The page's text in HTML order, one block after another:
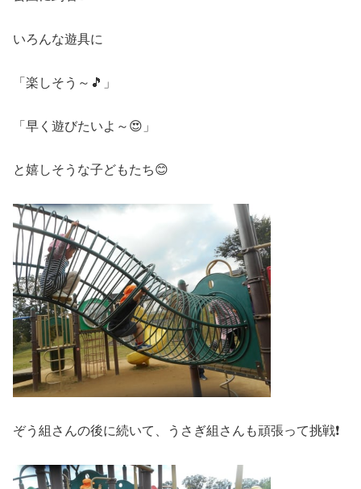
いろんな遊具に
「楽しそう～🎵」
「早く遊びたいよ～😍」
と嬉しそうな子どもたち😊
ぞう組さんの後に続いて、うさぎ組さんも頑張って挑戦❗